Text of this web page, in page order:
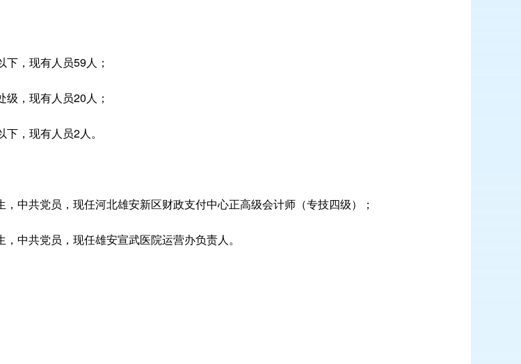
，现有人员59人；
，现有人员20人；
，现有人员2人。
共党员，现任河北雄安新区财政支付中心正高级会计师（专技四级）；
共党员，现任雄安宣武医院运营办负责人。